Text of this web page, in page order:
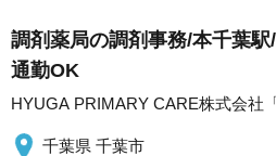
調剤薬局の調剤事務/本千葉
通勤OK
HYUGA PRIMARY CARE株式会社
千葉県 千葉市